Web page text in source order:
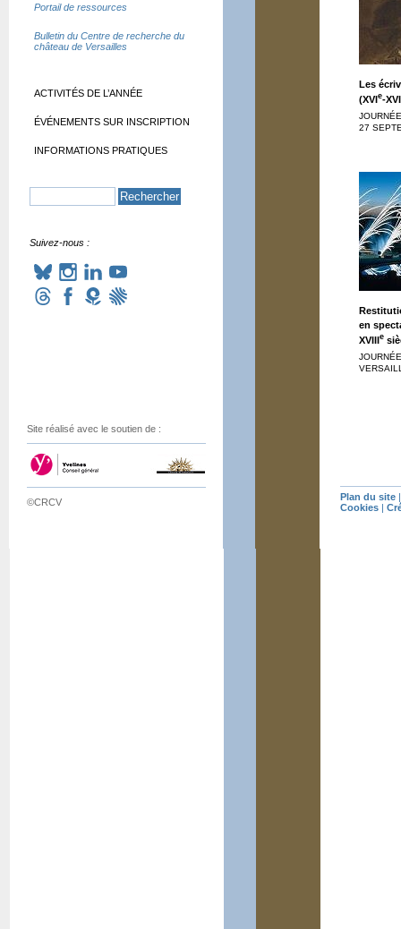
Les
(XVIe-
27
en
XVIII e
Portail de ressources
Bulletin du Centre de recherche du
château de Versailles
ACTIVITÉS DE L’ANNÉE
ÉVÉNEMENTS SUR INSCRIPTION
INFORMATIONS PRATIQUES
Suivez-nous :
Site réalisé avec le soutien de :
©CRCV Plan du site
Cookies